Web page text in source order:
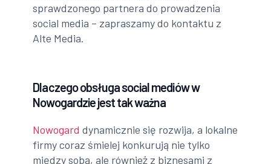
sprawdzonego partnera do prowadzenia
social media – zapraszamy do kontaktu z
Alte Media.
Dlaczego obsługa social mediów w
Nowogardzie jest tak ważna
Nowogard dynamicznie się rozwija, a lokalne
firmy coraz śmielej konkurują nie tylko
między sobą, ale również z biznesami z